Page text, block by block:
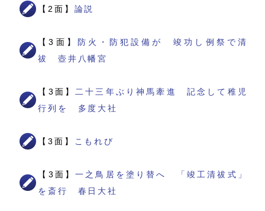
【2面】 論説
【3面】 防火・防犯設備が 竣功し例祭で清
祓 壺井八幡宮
【3面】
二十三年ぶり神馬牽進 記念して稚児
行列を 多度大社
【3面】 こもれび
【3面】一之鳥居を塗り替へ 「竣工清祓式」
を斎行 春日大社